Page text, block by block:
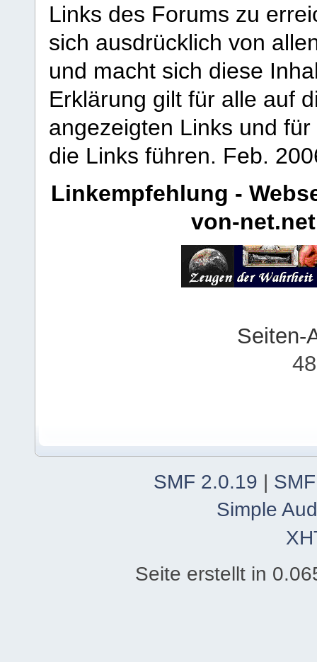
Links des Forums zu
sich ausdrücklich von
und macht sich diese
Erklärung gilt für alle auf
angezeigten Links und
die Links führen. Feb.
Linkempfehlung -
von-net.net
Seiten-
SMF 2.0.19 |
Simple
Seite erstellt in